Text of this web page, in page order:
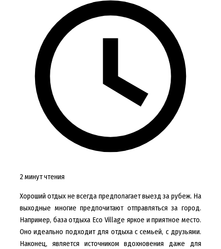
2 минут чтения
Хороший отдых не всегда предполагает выезд за рубеж. На
выходные многие предпочитают отправляться за город.
Например, база отдыха Eco Village яркое и приятное место.
Оно идеально подходит для отдыха с семьей, с друзьями.
Наконец, является источником вдохновения даже для